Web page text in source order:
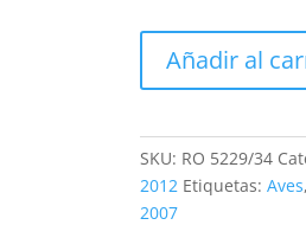
5229/34.
Serie
y
Gansos.
6
Añadir al
SKU: RO 5229/34
2012 Etiquetas:Aves,
2007